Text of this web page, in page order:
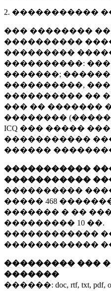
2. �����������
��� ��������
����������
���������
����������:
�������;
����������,
���������� ��
��� �� �������
��������
ICQ ��� �����
�����������
������
�����������
�����������
����������
����� 468
������� � ��
��������� 10 ��.
������������
������������
��������� ���
�������
������: doc, rtf, txt, pdf,